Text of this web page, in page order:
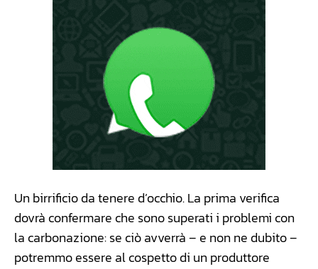
Un birrificio da tenere d’occhio. La prima verifica
dovrà confermare che sono superati i problemi con
la carbonazione: se ciò avverrà – e non ne dubito –
potremmo essere al cospetto di un produttore